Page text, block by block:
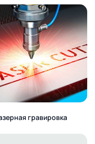
гравировка